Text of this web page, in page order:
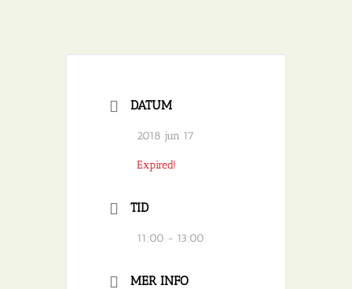
DATUM
2018 jun 17
Expired!
TID
11:00 - 13:00
MER INFO